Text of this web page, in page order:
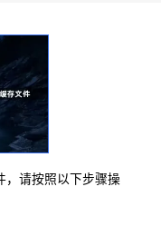
，请按照以下步骤操